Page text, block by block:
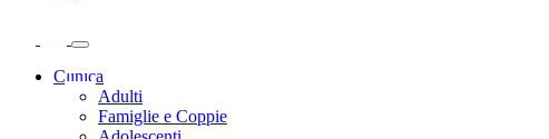
Clinica
Adulti
Famiglie e Coppie